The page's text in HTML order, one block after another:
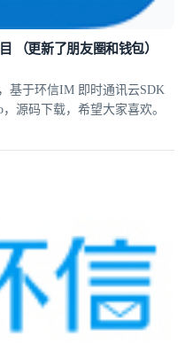
（更新了朋友圈和钱包）
基于环信IM 即时通讯云SDK
源码下载，希望大家喜欢。
云